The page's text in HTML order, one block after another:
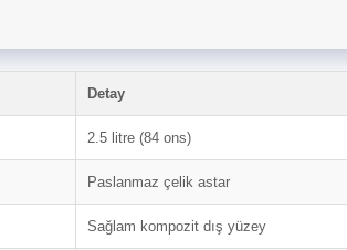
Detay
2.5 litre (84 ons)
Paslanmaz çelik astar
Sağlam kompozit dış yüzey